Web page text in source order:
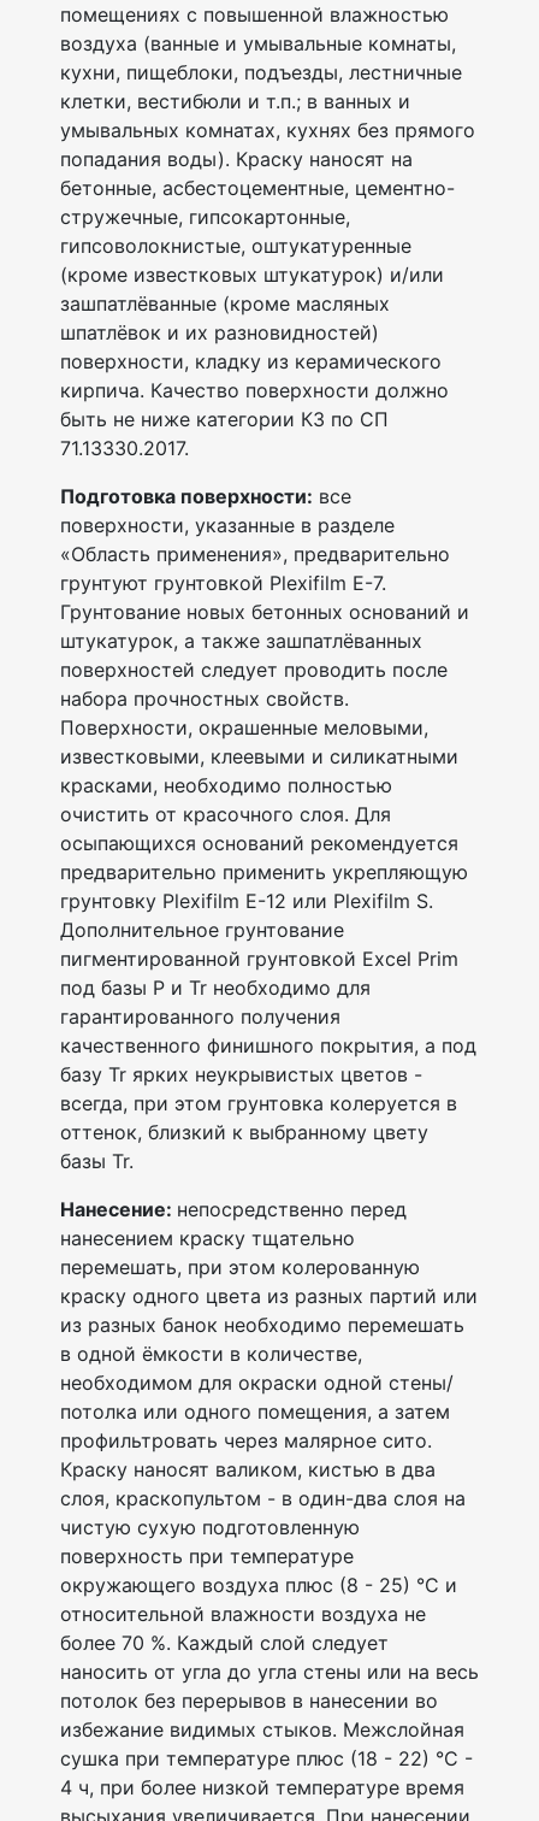
помещениях с повышенной влажностью
воздуха (ванные и умывальные комнаты,
кухни, пищеблоки, подъезды, лестничные
клетки, вестибюли и т.п.; в ванных и
умывальных комнатах, кухнях без прямого
попадания воды). Краску наносят на
бетонные, асбестоцементные, цементно-
стружечные, гипсокартонные,
гипсоволокнистые, оштукатуренные
(кроме известковых штукатурок) и/или
зашпатлёванные (кроме масляных
шпатлёвок и их разновидностей)
поверхности, кладку из керамического
кирпича. Качество поверхности должно
быть не ниже категории К3 по СП
71.13330.2017.
Подготовка поверхности: все
поверхности, указанные в разделе
«Область применения», предварительно
грунтуют грунтовкой Plexifilm Е-7.
Грунтование новых бетонных оснований и
штукатурок, а также зашпатлёванных
поверхностей следует проводить после
набора прочностных свойств.
Поверхности, окрашенные меловыми,
известковыми, клеевыми и силикатными
красками, необходимо полностью
очистить от красочного слоя. Для
осыпающихся оснований рекомендуется
предварительно применить укрепляющую
грунтовку Plexifilm E-12 или Plexifilm S.
Дополнительное грунтование
пигментированной грунтовкой Excel Prim
под базы P и Tr необходимо для
гарантированного получения
качественного финишного покрытия, а под
базу Tr ярких неукрывистых цветов -
всегда, при этом грунтовка колеруется в
оттенок, близкий к выбранному цвету
базы Tr.
Нанесение: непосредственно перед
нанесением краску тщательно
перемешать, при этом колерованную
краску одного цвета из разных партий или
из разных банок необходимо перемешать
в одной ёмкости в количестве,
необходимом для окраски одной стены/
потолка или одного помещения, а затем
профильтровать через малярное сито.
Краску наносят валиком, кистью в два
слоя, краскопультом - в один-два слоя на
чистую сухую подготовленную
поверхность при температуре
окружающего воздуха плюс (8 - 25) °С и
относительной влажности воздуха не
более 70 %. Каждый слой следует
наносить от угла до угла стены или на весь
потолок без перерывов в нанесении во
избежание видимых стыков. Межслойная
сушка при температуре плюс (18 - 22) °С -
4 ч, при более низкой температуре время
высыхания увеличивается. При нанесении